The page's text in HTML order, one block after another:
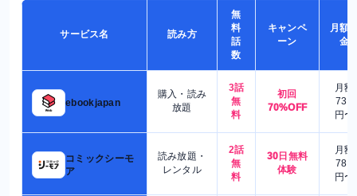
サービス名 読み方
無
料
話
数
キャンペ
ーン
月額
金
ebookjapan
購入・読み
放題
3話
無
料
初回
70%OFF
月額
730
円〜
コミックシーモ
ア
読み放題・
レンタル
2話
無
料
30日無料
体験
月額
780
円〜